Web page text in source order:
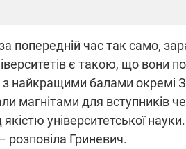
попередній час так само,
є такою, що вони
найкращими балами окремі
магнітами для вступників
університетської науки.
розповіла Гриневич.
08.09.2025 12:09
Підтримай